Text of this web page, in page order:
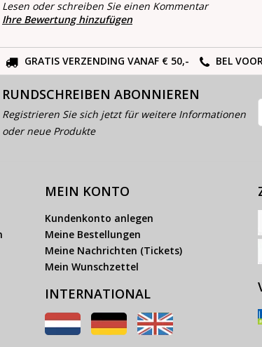
Lesen oder schreiben Sie einen Kommentar
Ihre Bewertung hinzufügen
GRATIS VERZENDING VANAF € 50,- BEL
RUNDSCHREIBEN ABONNIEREN
Registrieren Sie sich jetzt für weitere Informationen
oder neue Produkte
MEIN KONTO
Kundenkonto anlegen
Meine Bestellungen
Meine Nachrichten (Tickets)
Mein Wunschzettel
INTERNATIONAL